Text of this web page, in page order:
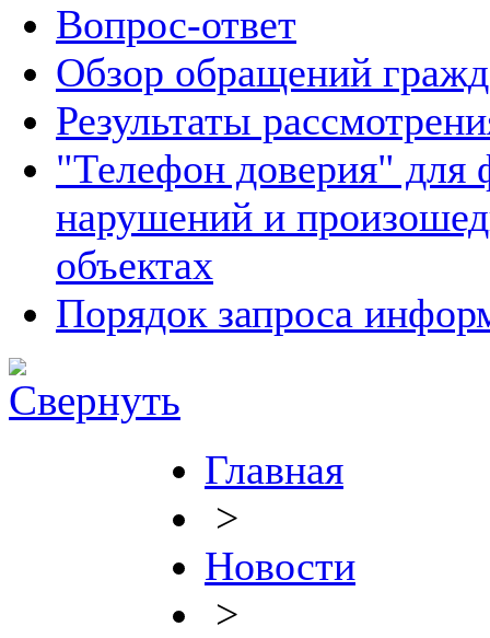
Вопрос-ответ
Обзор обращений
Результаты
"Телефон доверия" для
нарушений и
объектах
Порядок запроса
Главная
>
Новости
>